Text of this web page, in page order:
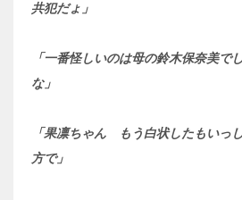
共犯だょ」
「一番怪しいのは母の鈴木保奈美
な」
「果凛ちゃん もう白状したもいっ
方で」